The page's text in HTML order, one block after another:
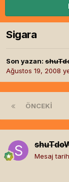
Sigara
Son yazan:
Ağustos 19, 2008
ÖNCEKI
Mesaj